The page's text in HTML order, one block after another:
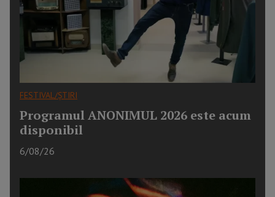
FESTIVAL/ȘTIRI
Programul ANONIMUL 2026 este acum
disponibil
6/08/26